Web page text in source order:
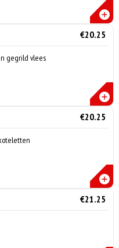
€20.25
gegrild vlees
€20.25
€21.25